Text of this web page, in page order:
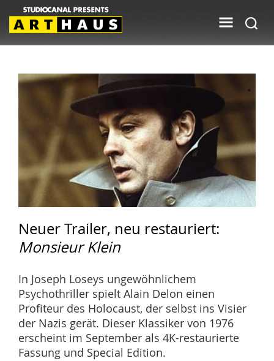
Neuer Trailer, neu restauriert:
Monsieur Klein
In Joseph Loseys ungewöhnlichem
Psychothriller spielt Alain Delon einen
Profiteur des Holocaust, der selbst ins Visier
der Nazis gerät. Dieser Klassiker von 1976
erscheint im September als 4K-restaurierte
Fassung und Special Edition.